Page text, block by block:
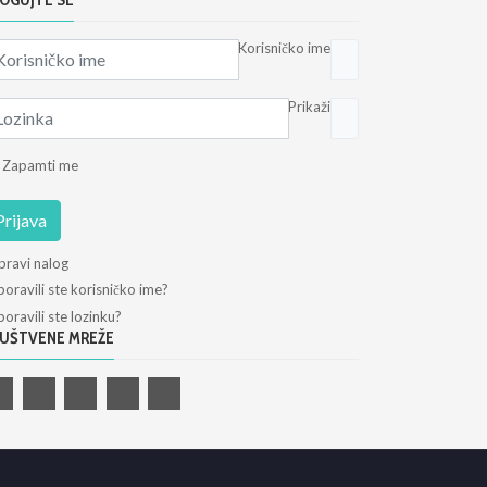
Korisničko ime
Prikaži
Zapamti me
nalog
ste korisničko ime?
ste lozinku?
MREŽE